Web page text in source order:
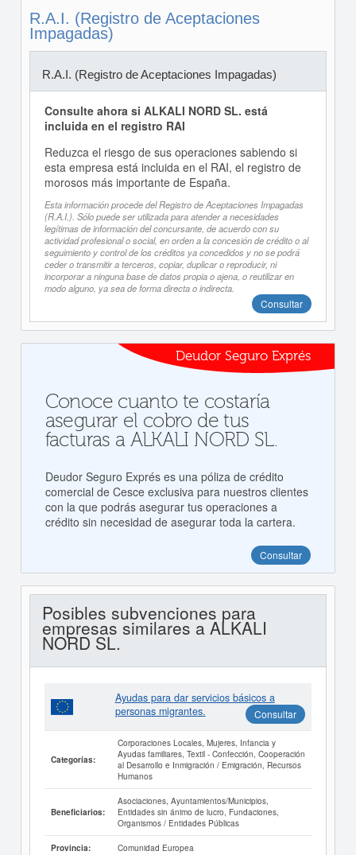
R.A.I. (Registro de Aceptaciones
Impagadas)
R.A.I. (Registro de Aceptaciones Impagadas)
Consulte ahora si ALKALI NORD SL. está
incluida en el registro RAI
Reduzca el riesgo de sus operaciones sabiendo si
esta empresa está incluida en el RAI, el registro de
morosos más importante de España.
Esta información procede del Registro de Aceptaciones Impagadas
(R.A.I.). Sólo puede ser utilizada para atender a necesidades
legítimas de información del concursante, de acuerdo con su
actividad profesional o social, en orden a la concesión de crédito o al
seguimiento y control de los créditos ya concedidos y no se podrá
ceder o transmitir a terceros, copiar, duplicar o reproducir, ni
incorporar a ninguna base de datos propia o ajena, o reutilizar en
modo alguno, ya sea de forma directa o indirecta.
Consultar
Deudor Seguro Exprés
Conoce cuanto te costaría
asegurar el cobro de tus
facturas a ALKALI NORD SL.
Deudor Seguro Exprés es una póliza de crédito
comercial de Cesce exclusiva para nuestros clientes
con la que podrás asegurar tus operaciones a
crédito sin necesidad de asegurar toda la cartera.
Consultar
Posibles subvenciones para
empresas similares a ALKALI
NORD SL.
Ayudas para dar servicios básicos a
personas migrantes.
Consultar
Categorías:
Corporaciones Locales, Mujeres, Infancia y
Ayudas familiares, Textil - Confección, Cooperación
al Desarrollo e Inmigración / Emigración, Recursos
Humanos
Beneficiarios:
Asociaciones, Ayuntamientos/Municipios,
Entidades sin ánimo de lucro, Fundaciones,
Organismos / Entidades Públicas
Provincia: Comunidad Europea